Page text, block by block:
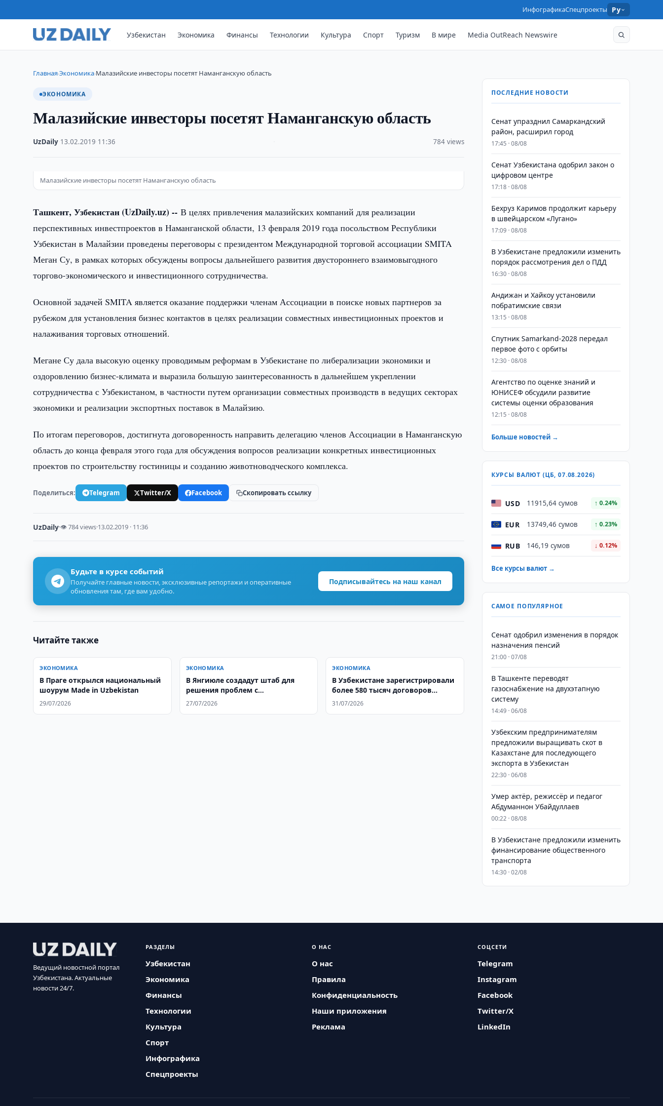
ИнфографикаСпецпроекты Ру
Узбекистан Экономика Финансы Технологии Культура Спорт Туризм В мире Media OutReach Newswire
Главная›Экономика›Малазийские инвесторы посетят Наманганскую область
ЭКОНОМИКА
Малазийские инвесторы посетят Наманганскую область
UzDaily 13.02.2019 11:36 784 views
Малазийские инвесторы посетят Наманганскую область
Ташкент, Узбекистан (UzDaily.uz) --В целях привлечения малазийских компаний для реализации
перспективных инвестпроектов в Наманганской области, 13 февраля 2019 года посольством Республики
Узбекистан в Малайзии проведены переговоры с президентом Международной торговой ассоциации SMITA
Меган Су, в рамках которых обсуждены вопросы дальнейшего развития двустороннего взаимовыгодного
торгово-экономического и инвестиционного сотрудничества.
Основной задачей SMITA является оказание поддержки членам Ассоциации в поиске новых партнеров за
рубежом для установления бизнес контактов в целях реализации совместных инвестиционных проектов и
налаживания торговых отношений.
Мегане Су дала высокую оценку проводимым реформам в Узбекистане по либерализации экономики и
оздоровлению бизнес-климата и выразила большую заинтересованность в дальнейшем укреплении
сотрудничества с Узбекистаном, в частности путем организации совместных производств в ведущих секторах
экономики и реализации экспортных поставок в Малайзию.
По итогам переговоров, достигнута договоренность направить делегацию членов Ассоциации в Наманганскую
область до конца февраля этого года для обсуждения вопросов реализации конкретных инвестиционных
проектов по строительству гостиницы и созданию животноводческого комплекса.
Поделиться: Telegram Twitter/X Facebook Скопировать ссылку
UzDaily·👁 784 views·13.02.2019 · 11:36
Будьте в курсе событий
Получайте главные новости, эксклюзивные репортажи и оперативные
обновления там, где вам удобно.
Подписывайтесь на наш канал
Читайте также
ЭКОНОМИКА
В Праге открылся национальный
шоурум Made in Uzbekistan
29/07/2026
ЭКОНОМИКА
В Янгиюле создадут штаб для
решения проблем с
энергоснабжением
27/07/2026
ЭКОНОМИКА
В Узбекистане зарегистрировали
более 580 тысяч договоров
аренды
31/07/2026
ПОСЛЕДНИЕ НОВОСТИ
Сенат упразднил Самаркандский
район, расширил город
17:45 · 08/08
Сенат Узбекистана одобрил закон о
цифровом центре
17:18 · 08/08
Бехруз Каримов продолжит карьеру
в швейцарском «Лугано»
17:09 · 08/08
В Узбекистане предложили изменить
порядок рассмотрения дел о ПДД
16:30 · 08/08
Андижан и Хайкоу установили
побратимские связи
13:15 · 08/08
Спутник Samarkand-2028 передал
первое фото с орбиты
12:30 · 08/08
Агентство по оценке знаний и
ЮНИСЕФ обсудили развитие
системы оценки образования
12:15 · 08/08
Больше новостей →
КУРСЫ ВАЛЮТ (ЦБ, 07.08.2026)
USD 11915,64 сумов ↑ 0.24%
EUR 13749,46 сумов ↑ 0.23%
RUB 146,19 сумов ↓ 0.12%
Все курсы валют →
САМОЕ ПОПУЛЯРНОЕ
Сенат одобрил изменения в порядок
назначения пенсий
21:00 · 07/08
В Ташкенте переводят
газоснабжение на двухэтапную
систему
14:49 · 06/08
Узбекским предпринимателям
предложили выращивать скот в
Казахстане для последующего
экспорта в Узбекистан
22:30 · 06/08
Умер актёр, режиссёр и педагог
Абдуманнон Убайдуллаев
00:22 · 08/08
В Узбекистане предложили изменить
финансирование общественного
транспорта
14:30 · 02/08
Ведущий новостной портал
Узбекистана. Актуальные
новости 24/7.
РАЗДЕЛЫ
Узбекистан
Экономика
Финансы
Технологии
Культура
Спорт
Инфографика
Спецпроекты
О НАС
О нас
Правила
Конфиденциальность
Наши приложения
Реклама
СОЦСЕТИ
Telegram
Instagram
Facebook
Twitter/X
LinkedIn